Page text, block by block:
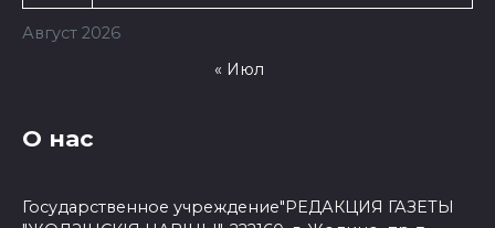
Август 2026
« Июл
О нас
Государственное учреждение"РЕДАКЦИЯ ГАЗЕТЫ